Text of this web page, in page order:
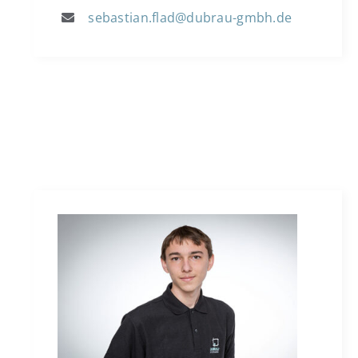
sebastian.flad@dubrau-gmbh.de